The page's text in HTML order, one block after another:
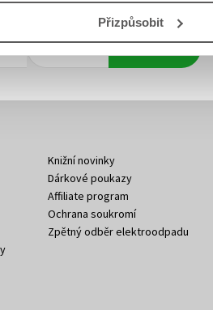
Přizpůsobit
se zpracováním osobních údajů.
Přihlásit se
Knižní novinky
Dárkové poukazy
Affiliate program
Ochrana soukromí
Zpětný odběr elektroodpadu